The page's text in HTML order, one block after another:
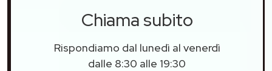
Chiama subito
Rispondiamo dal lunedì al venerdì
dalle 8:30 alle 19:30